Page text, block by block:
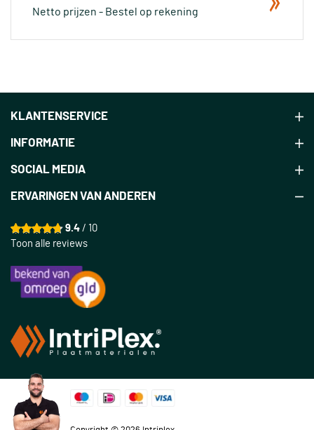
Netto prijzen - Bestel op rekening
KLANTENSERVICE
INFORMATIE
SOCIAL MEDIA
ERVARINGEN VAN ANDEREN
9.4/ 10
Toon alle reviews